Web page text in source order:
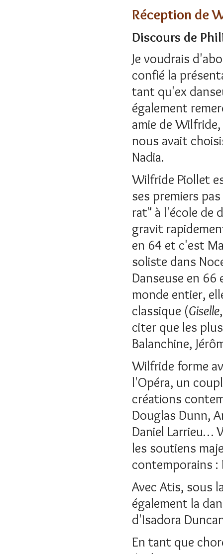
Réception de
Discours de
Je voudrais
confié la
tant qu'ex
également
amie de
nous avait
Nadia.
Wilfride Piollet
ses premiers
rat" à l'école de
gravit
en 64 et c'est
soliste dans
Danseuse en 66
monde entier,
classique (Giselle
citer que les
Balanchine,
Wilfride forme
l'Opéra, un
créations
Douglas Dunn,
Daniel Larrieu…
les soutiens
contemporains :
Avec Atis, sous
également la
d'Isadora
En tant que